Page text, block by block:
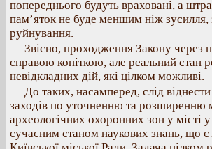
попереднього будуть враховані, а
пам’яток не буде меншим ніж зусилля,
руйнування.
Звісно, проходження Закону через
справою копіткою, але реальний стан
невідкладних дій, які цілком можливі.
До таких, насамперед, слід
заходів по уточненню та розширенню
археологічних охоронних зон у місті у
сучасним станом наукових знань, що є